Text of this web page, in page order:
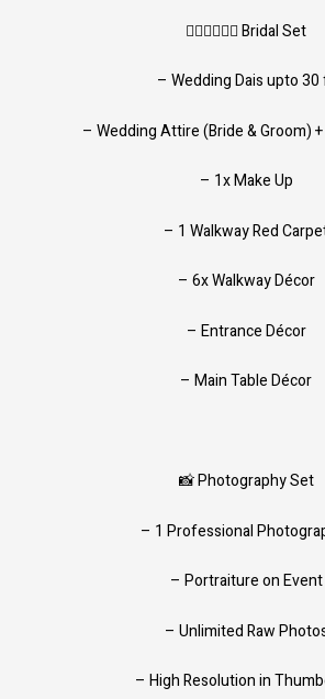
👰🏻‍♀️🤵🏻‍♂️ Bridal Set
– Wedding Dais upto
– Wedding Attire (Bride & Groom)
– 1x Make Up
– 1 Walkway Red
– 6x Walkway Décor
– Entrance Décor
– Main Table Décor
📸 Photography Set
– 1 Professional
– Portraiture on Event
– Unlimited Raw
– High Resolution in